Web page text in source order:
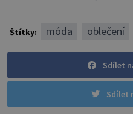
Štítky: móda oblečení
Sdílet
Sdílet